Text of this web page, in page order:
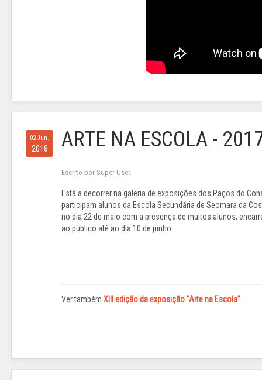
02 Jun.
2018 ARTE NA ESCOLA -
Escrito por Super User.
Está a decorrer na galeria de exposições dos Paços do
participam alunos da Escola Secundária de Seomara da
no dia 22 de maio com a presença de muitos alunos,
ao público até ao dia 10 de junho.
Ver também XIII edição da exposição “Arte na Escola”